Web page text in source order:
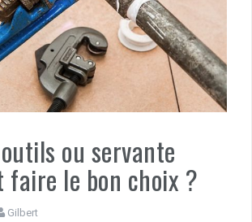
ou servante
faire le bon choix ?
Gilbert